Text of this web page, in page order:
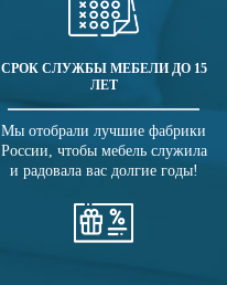
СРОК СЛУЖБЫ МЕБЕЛИ ДО 15
ЛЕТ
Мы отобрали лучшие фабрики
России, чтобы мебель служила
и радовала вас долгие годы!